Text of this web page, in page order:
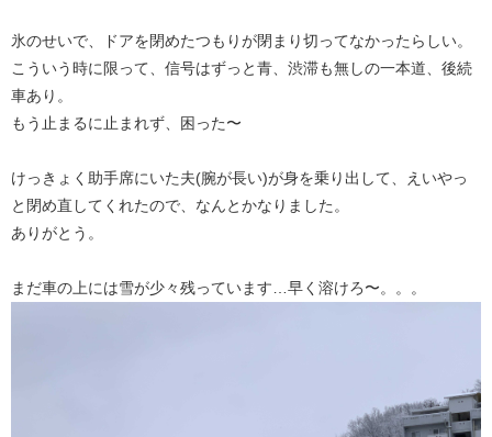
氷のせいで、ドアを閉めたつもりが閉まり切ってなかったらしい。
こういう時に限って、信号はずっと青、渋滞も無しの一本道、後続
車あり。
もう止まるに止まれず、困った〜
けっきょく助手席にいた夫(腕が長い)が身を乗り出して、えいやっ
と閉め直してくれたので、なんとかなりました。
ありがとう。
まだ車の上には雪が少々残っています…早く溶けろ〜。。。